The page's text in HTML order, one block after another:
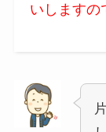
いしますの